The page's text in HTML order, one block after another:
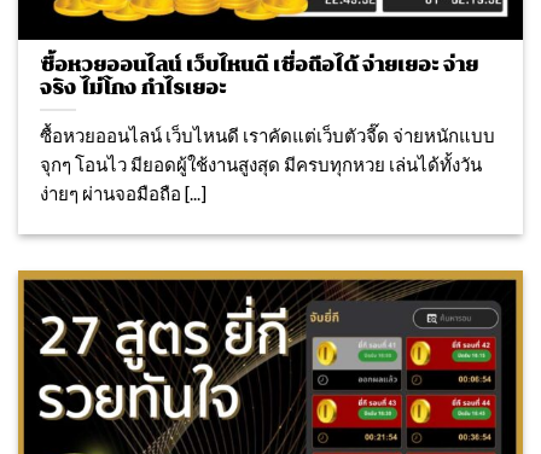
ซื้อหวยออนไลน์ เว็บไหนดี เชื่อถือได้ จ่ายเยอะ จ่าย
จริง ไม่โกง กำไรเยอะ
ซื้อหวยออนไลน์ เว็บไหนดี เราคัดแต่เว็บตัวจี๊ด จ่ายหนักแบบ
จุกๆ โอนไว มียอดผู้ใช้งานสูงสุด มีครบทุกหวย เล่นได้ทั้งวัน
ง่ายๆ ผ่านจอมือถือ [...]